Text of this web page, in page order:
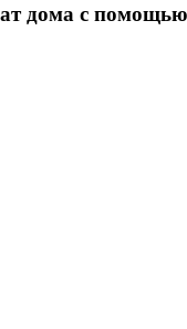
дома с помощью